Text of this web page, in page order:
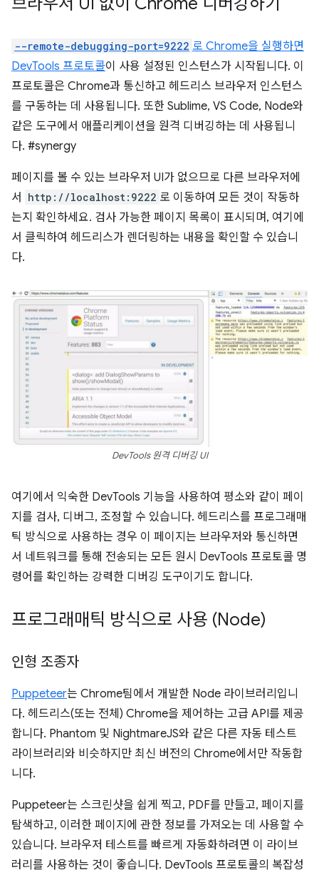
--remote-debugging-port=9222 로 Chrome을 실행하면
DevTools 프로토콜이 사용 설정된 인스턴스가 시작됩니다. 이
프로토콜은 Chrome과 통신하고 헤드리스 브라우저 인스턴스
를 구동하는 데 사용됩니다. 또한 Sublime, VS Code, Node와
같은 도구에서 애플리케이션을 원격 디버깅하는 데 사용됩니
다. #synergy
페이지를 볼 수 있는 브라우저 UI가 없으므로 다른 브라우저에
서
http://localhost:9222 로 이동하여 모든 것이 작동하
는지 확인하세요. 검사 가능한 페이지 목록이 표시되며, 여기에
서 클릭하여 헤드리스가 렌더링하는 내용을 확인할 수 있습니
다.
DevTools 원격 디버깅 UI
여기에서 익숙한 DevTools 기능을 사용하여 평소와 같이 페이
지를 검사, 디버그, 조정할 수 있습니다. 헤드리스를 프로그래매
틱 방식으로 사용하는 경우 이 페이지는 브라우저와 통신하면
서 네트워크를 통해 전송되는 모든 원시 DevTools 프로토콜 명
령어를 확인하는 강력한 디버깅 도구이기도 합니다.
프로그래매틱 방식으로 사용 (Node)
인형 조종자
Puppeteer는 Chrome팀에서 개발한 Node 라이브러리입니
다. 헤드리스(또는 전체) Chrome을 제어하는 고급 API를 제공
합니다. Phantom 및 NightmareJS와 같은 다른 자동 테스트
라이브러리와 비슷하지만 최신 버전의 Chrome에서만 작동합
니다.
Puppeteer는 스크린샷을 쉽게 찍고, PDF를 만들고, 페이지를
탐색하고, 이러한 페이지에 관한 정보를 가져오는 데 사용할 수
있습니다. 브라우저 테스트를 빠르게 자동화하려면 이 라이브
러리를 사용하는 것이 좋습니다. DevTools 프로토콜의 복잡성